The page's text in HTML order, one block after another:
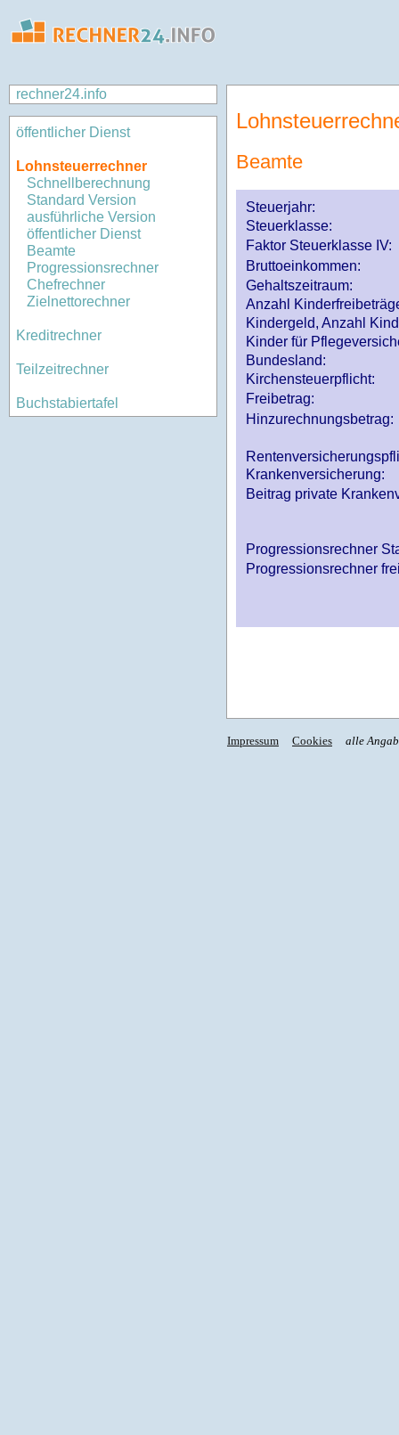
rechner24.info
öffentlicher Dienst
Lohnsteuerrechner
Schnellberechnung
Standard Version
ausführliche Version
öffentlicher Dienst
Beamte
Progressionsrechner
Chefrechner
Zielnettorechner
Kreditrechner
Teilzeitrechner
Buchstabiertafel
Beamte
Steuerjahr:
Steuerklasse:
Faktor Steuerklasse IV:
Bruttoeinkommen:
Gehaltszeitraum:
Anzahl
Kindergeld, Anzahl
Kinder für
Bundesland:
Kirchensteuerpflicht:
Freibetrag:
Hinzurechnungsbetrag:
Krankenversicherung:
Beitrag private
Progressionsrechner
Progressionsrechner
Impressum Cookies alle